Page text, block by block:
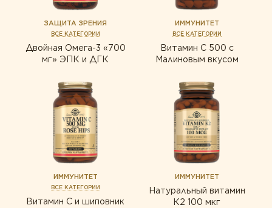
ЗАЩИТА ЗРЕНИЯ
ВСЕ КАТЕГОРИИ
Двойная Омега-3 «700
мг» ЭПК и ДГК
ИММУНИТЕТ
ВСЕ КАТЕГОРИИ
Витамин С 500 с
Малиновым вкусом
ИММУНИТЕТ
ВСЕ КАТЕГОРИИ
Витамин С и шиповник
ИММУНИТЕТ
Натуральный витамин
К2 100 мкг